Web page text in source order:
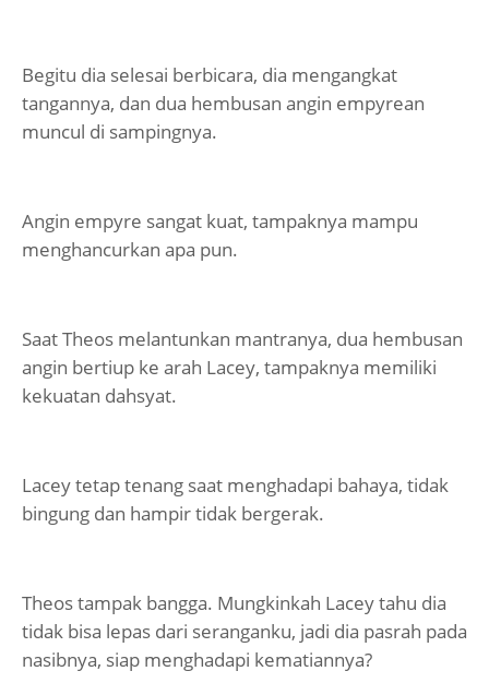
Begitu dia selesai berbicara, dia mengangkat
tangannya, dan dua hembusan angin empyrean
muncul di sampingnya.
Angin empyre sangat kuat, tampaknya mampu
menghancurkan apa pun.
Saat Theos melantunkan mantranya, dua hembusan
angin bertiup ke arah Lacey, tampaknya memiliki
kekuatan dahsyat.
Lacey tetap tenang saat menghadapi bahaya, tidak
bingung dan hampir tidak bergerak.
Theos tampak bangga. Mungkinkah Lacey tahu dia
tidak bisa lepas dari seranganku, jadi dia pasrah pada
nasibnya, siap menghadapi kematiannya?